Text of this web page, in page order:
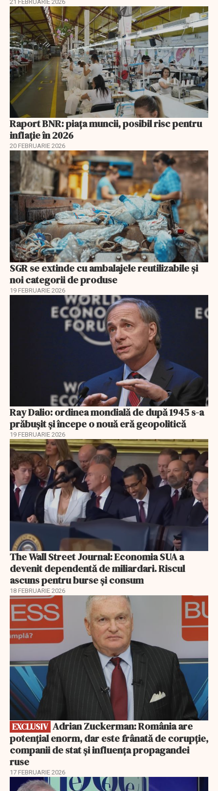
21 FEBRUARIE 2026
Raport BNR: piața muncii, posibil risc pentru
inflație în 2026
20 FEBRUARIE 2026
SGR se extinde cu ambalajele reutilizabile și
noi categorii de produse
19 FEBRUARIE 2026
Ray Dalio: ordinea mondială de după 1945 s-a
prăbușit și începe o nouă eră geopolitică
19 FEBRUARIE 2026
The Wall Street Journal: Economia SUA a
devenit dependentă de miliardari. Riscul
ascuns pentru burse și consum
18 FEBRUARIE 2026
EXCLUSIV
EXCLUSIV
potențial enorm, dar este frânată de corupție,
companii de stat și influența propagandei
ruse
17 FEBRUARIE 2026
EXCLUSIV